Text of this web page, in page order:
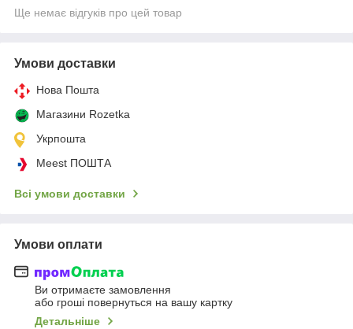
Ще немає відгуків про цей товар
Умови доставки
Нова Пошта
Магазини Rozetka
Укрпошта
Meest ПОШТА
Всі умови доставки
Умови оплати
Ви отримаєте замовлення
або гроші повернуться на вашу картку
Детальніше